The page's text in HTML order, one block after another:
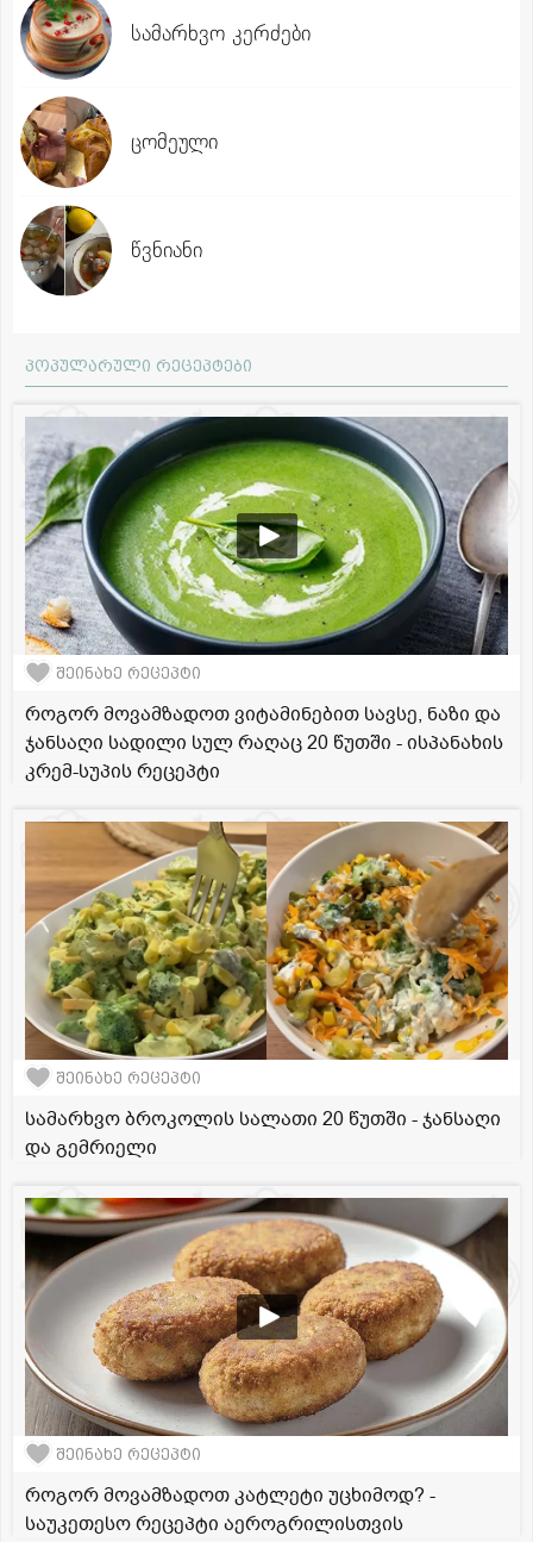
სამარხვო კერძები
ცომეული
წვნიანი
პოპულარული რეცეპტები
შეინახე რეცეპტი
როგორ მოვამზადოთ ვიტამინებით სავსე, ნაზი და
ჯანსაღი სადილი სულ რაღაც 20 წუთში - ისპანახის
კრემ-სუპის რეცეპტი
შეინახე რეცეპტი
სამარხვო ბროკოლის სალათი 20 წუთში - ჯანსაღი
და გემრიელი
შეინახე რეცეპტი
როგორ მოვამზადოთ კატლეტი უცხიმოდ? -
საუკეთესო რეცეპტი აეროგრილისთვის